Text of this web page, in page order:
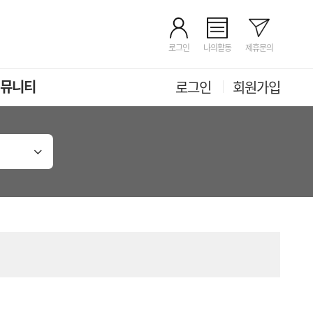
로그인 나의활동 제휴문의
니티 로그인 회원가입